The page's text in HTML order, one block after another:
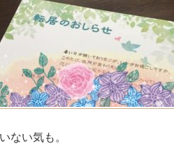
ない気も。